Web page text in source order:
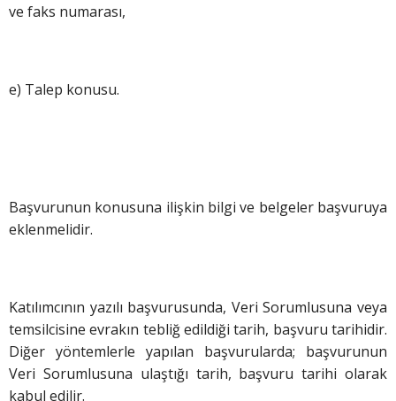
ve faks numarası,
e) Talep konusu.
Başvurunun konusuna ilişkin bilgi ve belgeler başvuruya
eklenmelidir.
Katılımcının yazılı başvurusunda, Veri Sorumlusuna veya
temsilcisine evrakın tebliğ edildiği tarih, başvuru tarihidir.
Diğer yöntemlerle yapılan başvurularda; başvurunun
Veri Sorumlusuna ulaştığı tarih, başvuru tarihi olarak
kabul edilir.